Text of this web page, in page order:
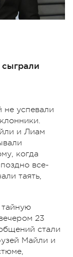
успевали
и Лиам
когда
все-
таять,
тайную
23
стали
Майли и